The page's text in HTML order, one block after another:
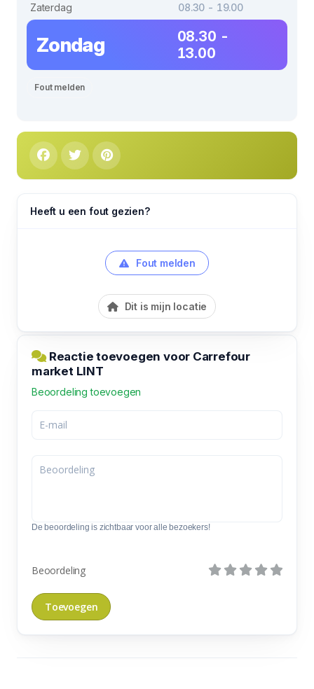
Zaterdag
08.30 - 19.00
Zondag
08.30 -
13.00
Fout melden
Heeft u een fout gezien?
Fout melden
Dit is mijn locatie
Reactie toevoegen voor Carrefour
market LINT
Beoordeling toevoegen
De beoordeling is zichtbaar voor alle bezoekers!
Beoordeling